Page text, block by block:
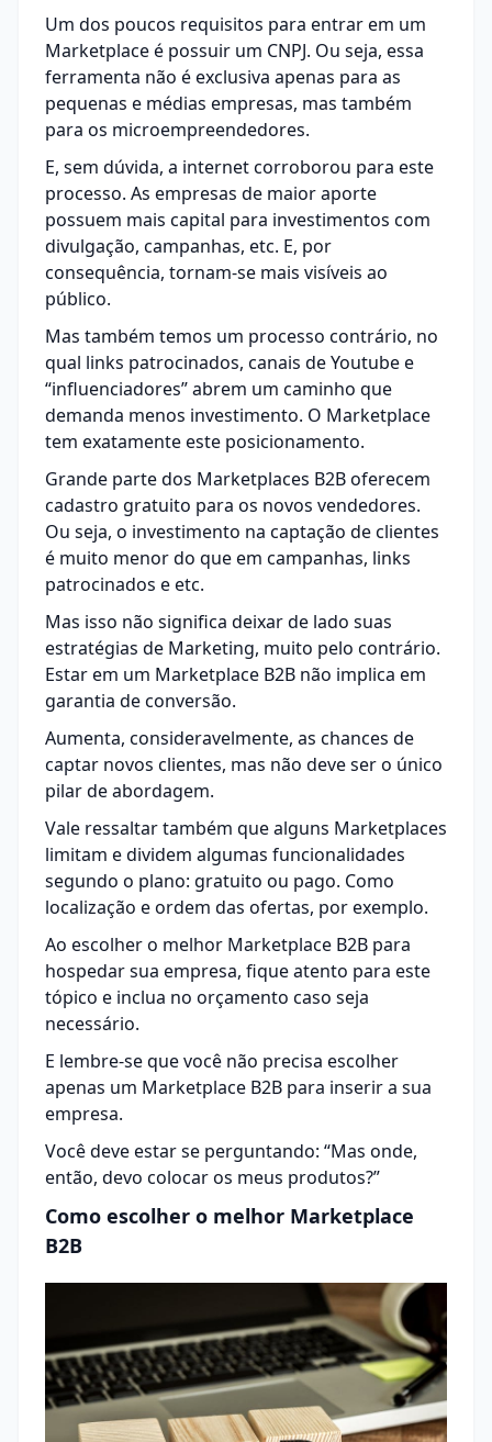
Um dos poucos requisitos para entrar em um
Marketplace é possuir um CNPJ. Ou seja, essa
ferramenta não é exclusiva apenas para as
pequenas e médias empresas, mas também
para os microempreendedores.
E, sem dúvida, a internet corroborou para este
processo. As empresas de maior aporte
possuem mais capital para investimentos com
divulgação, campanhas, etc. E, por
consequência, tornam-se mais visíveis ao
público.
Mas também temos um processo contrário, no
qual links patrocinados, canais de Youtube e
“influenciadores” abrem um caminho que
demanda menos investimento. O Marketplace
tem exatamente este posicionamento.
Grande parte dos Marketplaces B2B oferecem
cadastro gratuito para os novos vendedores.
Ou seja, o investimento na captação de clientes
é muito menor do que em campanhas, links
patrocinados e etc.
Mas isso não significa deixar de lado suas
estratégias de Marketing, muito pelo contrário.
Estar em um Marketplace B2B não implica em
garantia de conversão.
Aumenta, consideravelmente, as chances de
captar novos clientes, mas não deve ser o único
pilar de abordagem.
Vale ressaltar também que alguns Marketplaces
limitam e dividem algumas funcionalidades
segundo o plano: gratuito ou pago. Como
localização e ordem das ofertas, por exemplo.
Ao escolher o melhor Marketplace B2B para
hospedar sua empresa, fique atento para este
tópico e inclua no orçamento caso seja
necessário.
E lembre-se que você não precisa escolher
apenas um Marketplace B2B para inserir a sua
empresa.
Você deve estar se perguntando: “Mas onde,
então, devo colocar os meus produtos?”
Como escolher o melhor Marketplace
B2B